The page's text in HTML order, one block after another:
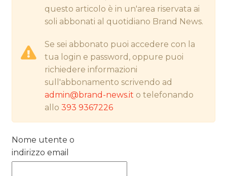
RICERCHE
PREVISIONI/SCENARI
NORMATIVE
CASE HISTORY
OPINIONI
questo articolo è in un'area riservata ai
soli abbonati al quotidiano Brand News.
Se sei abbonato puoi accedere con la
tua login e password, oppure puoi
richiedere informazioni
sull'abbonamento scrivendo ad
admin@brand-news.it o telefonando
allo393 9367226
Nome utente o
indirizzo email